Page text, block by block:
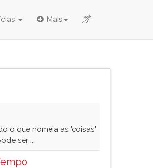
Mais
o que nomeia as 'coisas'
ser ...